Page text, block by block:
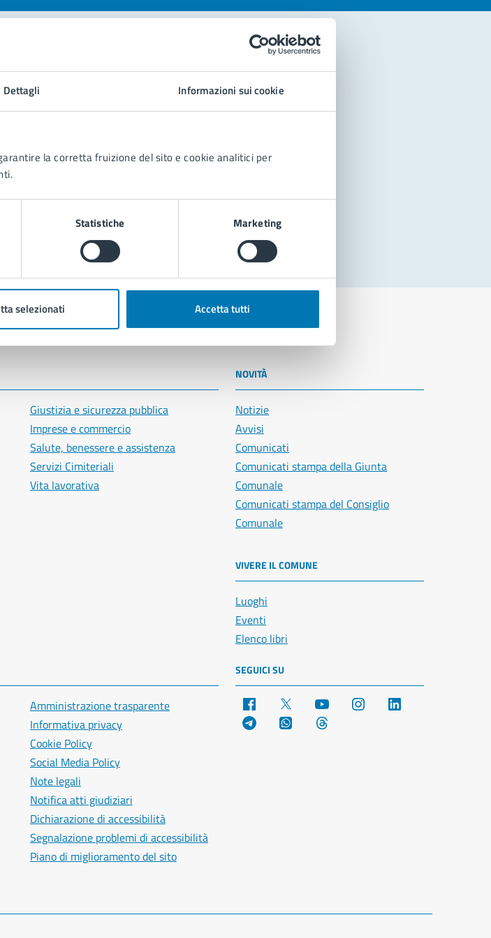
Dettagli Informazioni sui cookie
la corretta fruizione del sito e cookie analitici per
Statistiche Marketing
selezionati Accetta tutti
Giustizia e sicurezza pubblica
Imprese e commercio
Salute, benessere e assistenza
Servizi Cimiteriali
Vita lavorativa
NOVITÀ
Notizie
Avvisi
Comunicati
Comunicati stampa della Giunta
Comunale
Comunicati stampa del Consiglio
Comunale
VIVERE IL COMUNE
Luoghi
Eventi
Elenco libri
Amministrazione trasparente
Informativa privacy
Cookie Policy
Social Media Policy
Note legali
Notifica atti giudiziari
Dichiarazione di accessibilità
Segnalazione problemi di accessibilità
Piano di miglioramento del sito
SEGUICI SU
Facebook YouTube Instagram
Telegram WhatsApp